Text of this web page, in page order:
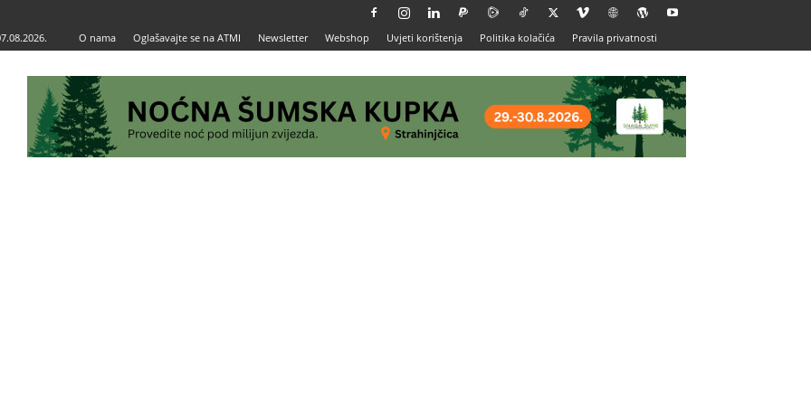
O nama Oglašavajte se na ATMI Newsletter Webshop Uvjeti korištenja Politika kolačića Pravila privatnosti